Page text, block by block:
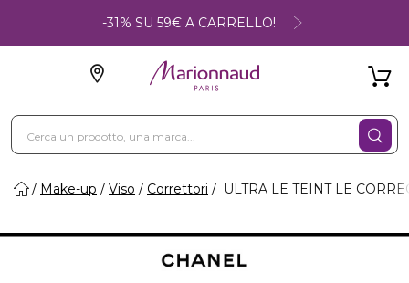
-31% SU 59€ A CARRELLO!
Make-up Viso Correttori ULTRA LE TEINT LE